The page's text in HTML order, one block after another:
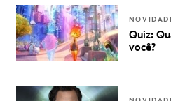
Quiz:
você?